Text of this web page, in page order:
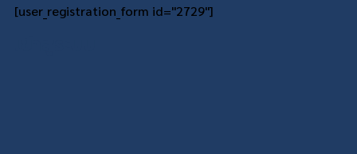
[user_registration_form id="2729"]